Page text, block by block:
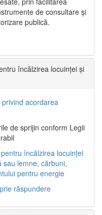
de consultare și
publică.
încălzirea locuinței și
acordarea
de sprijin conform Legii
încălzirea locuinței
sau lemne, cărbuni,
pentru energie
răspundere